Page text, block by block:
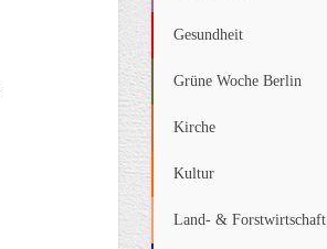
Gesundheit
Grüne Woche Berlin
Kirche
Kultur
Land- & Forstwirtschaft